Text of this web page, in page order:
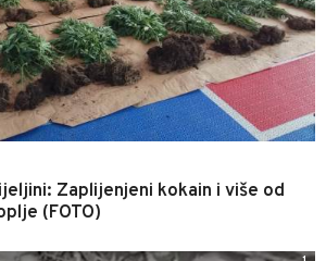
Zaplijenjeni kokain i više od
(FOTO)